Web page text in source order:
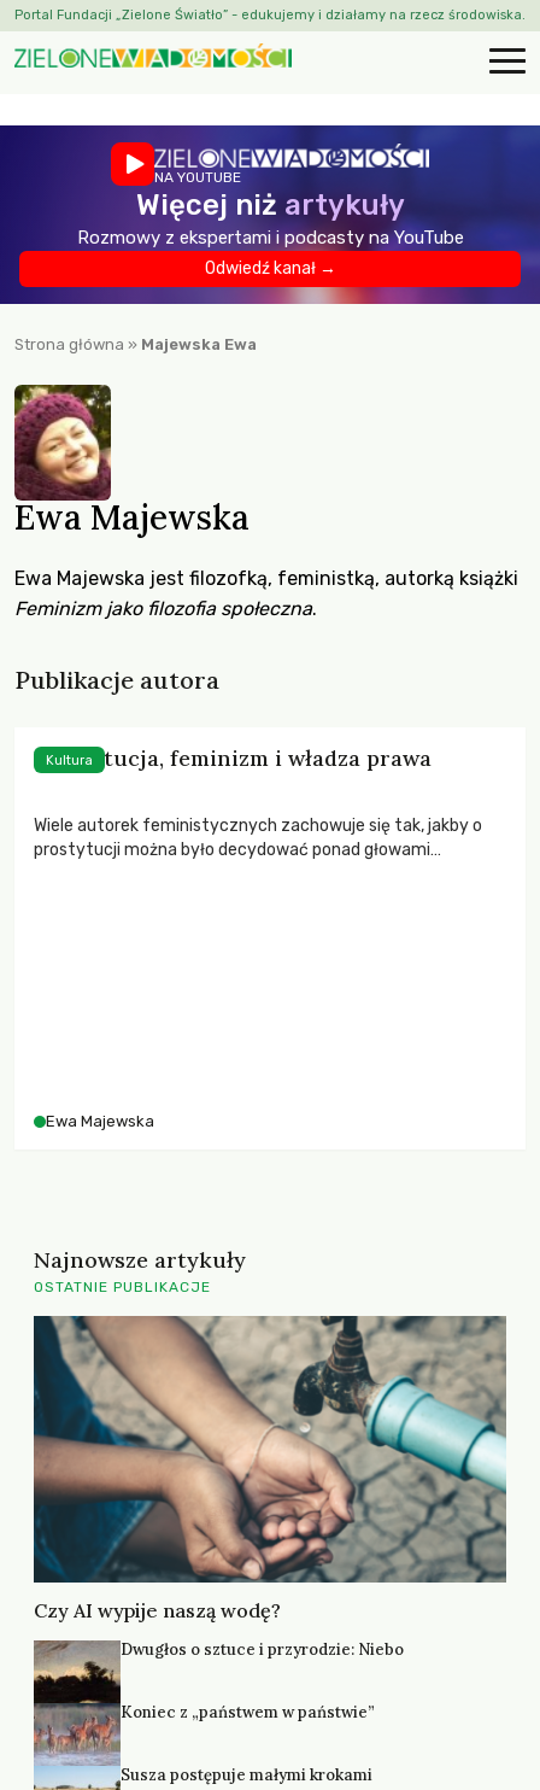
Portal Fundacji „Zielone Światło” - edukujemy i działamy na rzecz środowiska.
NA YOUTUBE
Więcej niż artykuły
Rozmowy z ekspertami i podcasty na YouTube
Odwiedź kanał →
Strona główna » Majewska Ewa
Ewa Majewska
Ewa Majewska jest filozofką, feministką, autorką książki
Feminizm jako filozofia społeczna.
Publikacje autora
Prostytucja, feminizm i władza prawa
Wiele autorek feministycznych zachowuje się tak, jakby o
prostytucji można było decydować ponad głowami
Ewa Majewska
Kultura
Najnowsze artykuły
OSTATNIE PUBLIKACJE
Czy AI wypije naszą wodę?
Dwugłos o sztuce i przyrodzie: Niebo
Koniec z „państwem w państwie”
Susza postępuje małymi krokami